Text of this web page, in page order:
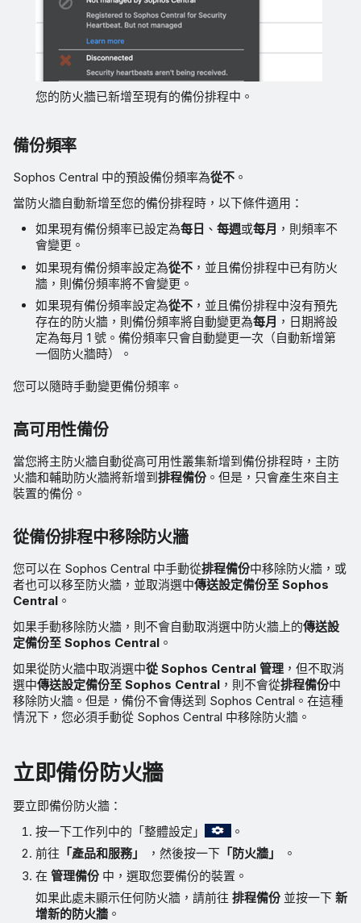
您的防火牆已新增至現有的備份排程中。
備份頻率
Sophos Central 中的預設備份頻率為從不 。
當防火牆自動新增至您的備份排程時，以下條件適用：
如果現有備份頻率已設定為每日 、每週或每月 ，則頻率不
會變更。
如果現有備份頻率設定為從不 ，並且備份排程中已有防火
牆，則備份頻率將不會變更。
如果現有備份頻率設定為從不 ，並且備份排程中沒有預先
存在的防火牆，則備份頻率將自動變更為每月 ，日期將設
定為每月 1 號。備份頻率只會自動變更一次（自動新增第
一個防火牆時）。
您可以隨時手動變更備份頻率。
高可用性備份
當您將主防火牆自動從高可用性叢集新增到備份排程時，主防
火牆和輔助防火牆將新增到排程備份 。但是，只會產生來自主
裝置的備份。
從備份排程中移除防火牆
您可以在 Sophos Central 中手動從排程備份中移除防火牆，或
者也可以移至防火牆，並取消選中傳送設定備份至 Sophos
Central 。
如果手動移除防火牆，則不會自動取消選中防火牆上的傳送設
定備份至 Sophos Central 。
如果從防火牆中取消選中從 Sophos Central 管理 ，但不取消
選中傳送設定備份至 Sophos Central ，則不會從排程備份中
移除防火牆。但是，備份不會傳送到 Sophos Central。在這種
情況下，您必須手動從 Sophos Central 中移除防火牆。
立即備份防火牆
要立即備份防火牆：
按一下工作列中的「整體設定」
。
前往 「產品和服務」 ，然後按一下 「防火牆」
。
在管理備份 中，選取您要備份的裝置。
如果此處未顯示任何防火牆，請前往排程備份 並按一下新
增新的防火牆 。